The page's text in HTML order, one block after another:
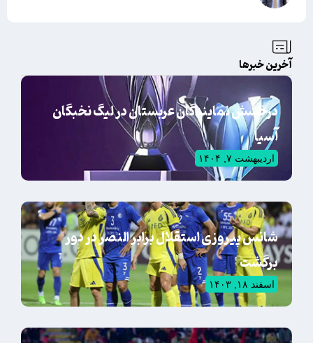
آخرین خبرها
درخشش نمایندگان عربستان در لیگ نخبگان
آسیا
اردیبهشت ۷, ۱۴۰۴
شانس پیروزی استقلال برابر النصر در دور
برگشت
اسفند ۱۸, ۱۴۰۳